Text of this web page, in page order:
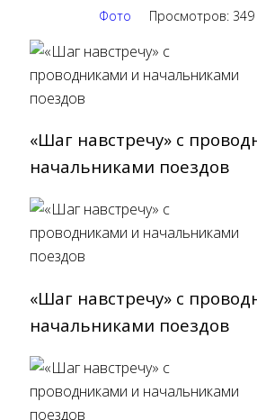
Фото Просмотров: 349
«Шаг навстречу» с
начальниками поездов
«Шаг навстречу» с
начальниками поездов